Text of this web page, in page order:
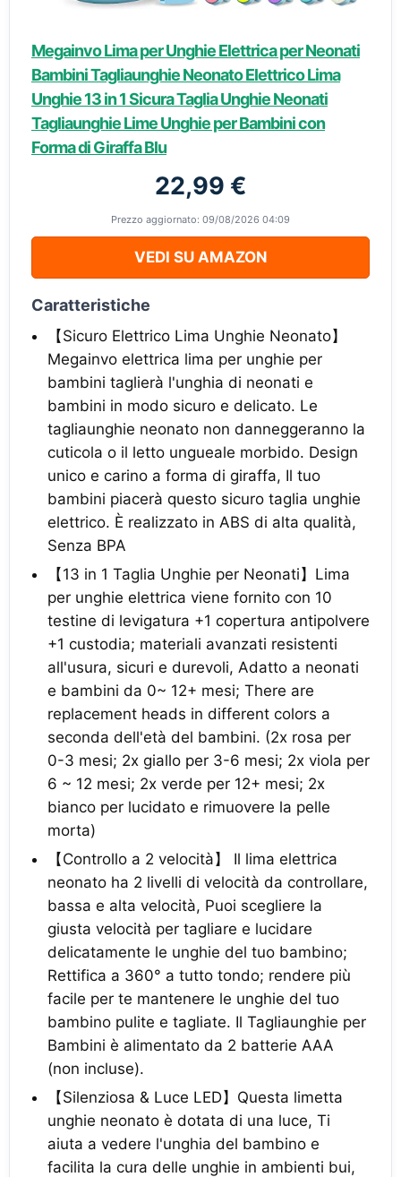
Megainvo Lima per Unghie Elettrica per Neonati
Bambini Tagliaunghie Neonato Elettrico Lima
Unghie 13 in 1 Sicura Taglia Unghie Neonati
Tagliaunghie Lime Unghie per Bambini con
Forma di Giraffa Blu
22,99 €
Prezzo aggiornato: 09/08/2026 04:09
VEDI SU AMAZON
Caratteristiche
【Sicuro Elettrico Lima Unghie Neonato】
Megainvo elettrica lima per unghie per
bambini taglierà l'unghia di neonati e
bambini in modo sicuro e delicato. Le
tagliaunghie neonato non danneggeranno la
cuticola o il letto ungueale morbido. Design
unico e carino a forma di giraffa, Il tuo
bambini piacerà questo sicuro taglia unghie
elettrico. È realizzato in ABS di alta qualità,
Senza BPA
【13 in 1 Taglia Unghie per Neonati】Lima
per unghie elettrica viene fornito con 10
testine di levigatura +1 copertura antipolvere
+1 custodia; materiali avanzati resistenti
all'usura, sicuri e durevoli, Adatto a neonati
e bambini da 0~ 12+ mesi; There are
replacement heads in different colors a
seconda dell'età del bambini. (2x rosa per
0-3 mesi; 2x giallo per 3-6 mesi; 2x viola per
6 ~ 12 mesi; 2x verde per 12+ mesi; 2x
bianco per lucidato e rimuovere la pelle
morta)
【Controllo a 2 velocità】 Il lima elettrica
neonato ha 2 livelli di velocità da controllare,
bassa e alta velocità, Puoi scegliere la
giusta velocità per tagliare e lucidare
delicatamente le unghie del tuo bambino;
Rettifica a 360° a tutto tondo; rendere più
facile per te mantenere le unghie del tuo
bambino pulite e tagliate. Il Tagliaunghie per
Bambini è alimentato da 2 batterie AAA
(non incluse).
【Silenziosa & Luce LED】Questa limetta
unghie neonato è dotata di una luce, Ti
aiuta a vedere l'unghia del bambino e
facilita la cura delle unghie in ambienti bui,